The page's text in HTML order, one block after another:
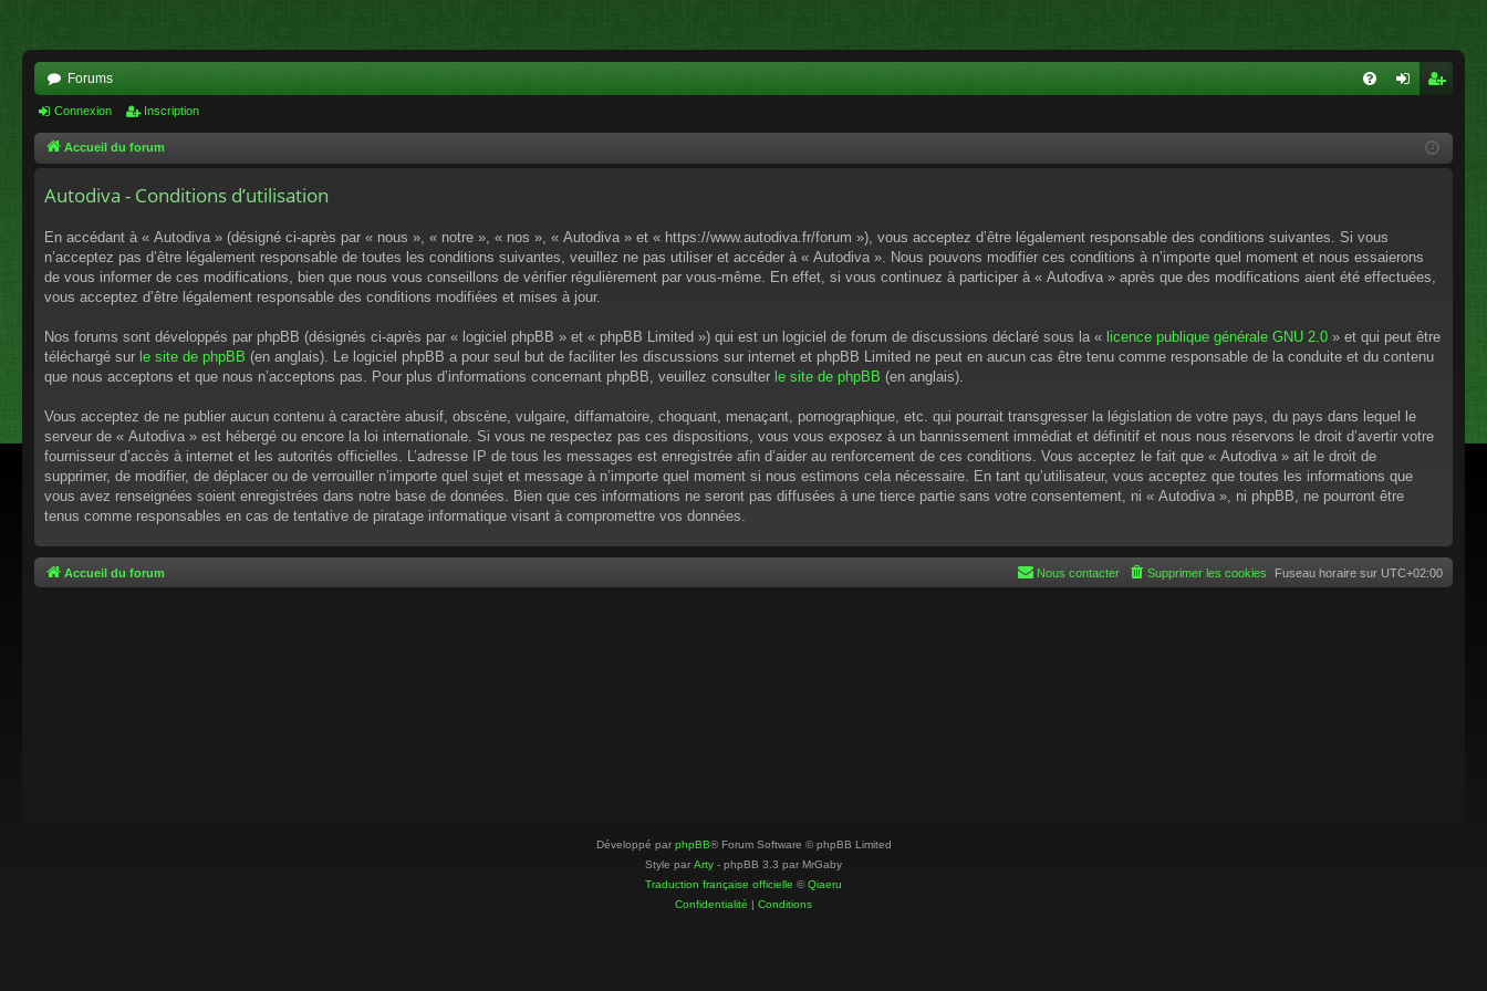
Forums
cri
Connexion Inscription
Accueil du forum
Autodiva - Conditions d’utilisation
En accédant à « Autodiva » (désigné ci-après par « nous », « notre », « nos », « Autodiva » et « https://www.autodiva.fr/forum »), vous acceptez d’être légalement responsable des conditions suivantes. Si vous
n’acceptez pas d’être légalement responsable de toutes les conditions suivantes, veuillez ne pas utiliser et accéder à « Autodiva ». Nous pouvons modifier ces conditions à n’importe quel moment et nous essaierons
de vous informer de ces modifications, bien que nous vous conseillons de vérifier régulièrement par vous-même. En effet, si vous continuez à participer à « Autodiva » après que des modifications aient été effectuées,
vous acceptez d’être légalement responsable des conditions modifiées et mises à jour.
Nos forums sont développés par phpBB (désignés ci-après par « logiciel phpBB » et « phpBB Limited ») qui est un logiciel de forum de discussions déclaré sous la « licence publique générale GNU 2.0 » et qui peut être
téléchargé sur le site de phpBB (en anglais). Le logiciel phpBB a pour seul but de faciliter les discussions sur internet et phpBB Limited ne peut en aucun cas être tenu comme responsable de la conduite et du contenu
que nous acceptons et que nous n’acceptons pas. Pour plus d’informations concernant phpBB, veuillez consulter le site de phpBB (en anglais).
Vous acceptez de ne publier aucun contenu à caractère abusif, obscène, vulgaire, diffamatoire, choquant, menaçant, pornographique, etc. qui pourrait transgresser la législation de votre pays, du pays dans lequel le
serveur de « Autodiva » est hébergé ou encore la loi internationale. Si vous ne respectez pas ces dispositions, vous vous exposez à un bannissement immédiat et définitif et nous nous réservons le droit d’avertir votre
fournisseur d’accès à internet et les autorités officielles. L’adresse IP de tous les messages est enregistrée afin d’aider au renforcement de ces conditions. Vous acceptez le fait que « Autodiva » ait le droit de
supprimer, de modifier, de déplacer ou de verrouiller n’importe quel sujet et message à n’importe quel moment si nous estimons cela nécessaire. En tant qu’utilisateur, vous acceptez que toutes les informations que
vous avez renseignées soient enregistrées dans notre base de données. Bien que ces informations ne seront pas diffusées à une tierce partie sans votre consentement, ni « Autodiva », ni phpBB, ne pourront être
tenus comme responsables en cas de tentative de piratage informatique visant à compromettre vos données.
Accueil du forum Fuseau horaire sur UTC+02:00
Supprimer les cookies
Nous contacter
Développé par phpBB® Forum Software © phpBB Limited
Style par Arty - phpBB 3.3 par MrGaby
Traduction française officielle ©Qiaeru
Confidentialité | Conditions